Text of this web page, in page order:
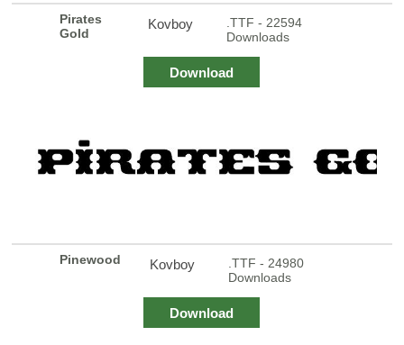
Pirates
Gold
Kovboy
.TTF - 22594
Downloads
Download
Pinewood Kovboy
.TTF - 24980
Downloads
Download